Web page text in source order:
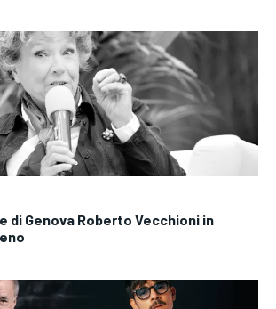
di Genova Roberto Vecchioni in